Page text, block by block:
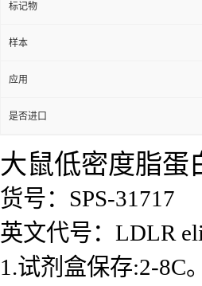
标记物
样本
应用
是否进口
大鼠低密度脂蛋
货号：SPS-31717
英文代号：LDLR
1.试剂盒保存:2-8C。